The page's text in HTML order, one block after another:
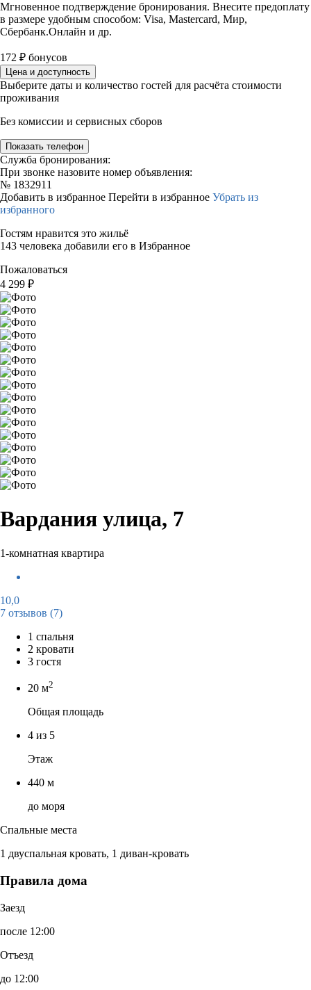
Мгновенное подтверждение бронирования. Внесите предоплату
в размере удобным способом: Visa, Mastercard, Мир,
Сбербанк.Онлайн и др.
172 ₽ бонусов
Цена и доступность
Выберите даты и количество гостей для расчёта стоимости
проживания
Без комиссии и сервисных сборов
Показать телефон
Служба бронирования:
При звонке назовите номер объявления:
№ 1832911
Добавить в избранное Перейти в избранное Убрать из
избранного
Гостям нравится это жильё
143 человека добавили его в Избранное
Пожаловаться
4 299 ₽
Вардания улица, 7
1-комнатная квартира
10,0
7 отзывов (7)
1 спальня
2 кровати
3 гостя
20 м2
Общая площадь
4 из 5
Этаж
440 м
до моря
Спальные места
1 двуспальная кровать, 1 диван-кровать
Правила дома
Заезд
после 12:00
Отъезд
до 12:00